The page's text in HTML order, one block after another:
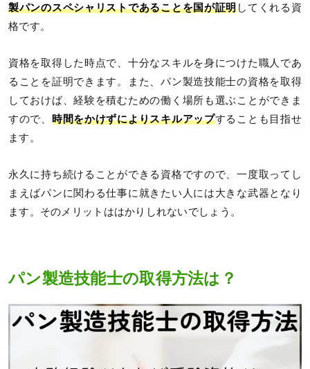
製パンのスペシャリストであることを国が証明してくれる資
格です。
資格を取得した時点で、十分なスキルを身につけた職人であ
ることを証明できます。また、パン製造技能士の資格を取得
しておけば、経験を積むための働く場所も選ぶことができま
すので、 時間をかけずによりスキルアップすることも目指せ
ます。
永久に持ち続けることができる資格ですので、一度取ってし
まえばパンに関わる仕事に就きたい人には大きな武器となり
ます。そのメリットははかりしれないでしょう。
パン製造技能士の取得方法は？